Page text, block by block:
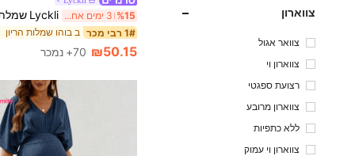
צווארון
צוואר אגול
צווארון וי
רצועת ספגטי
צווארון מרובע
ללא כתפיות
צווארון וי עמוק
%15 3 ימים אחרונים
1# רבי מכר ב בוהו שמלות הריון
₪50.15 70+ נמכר